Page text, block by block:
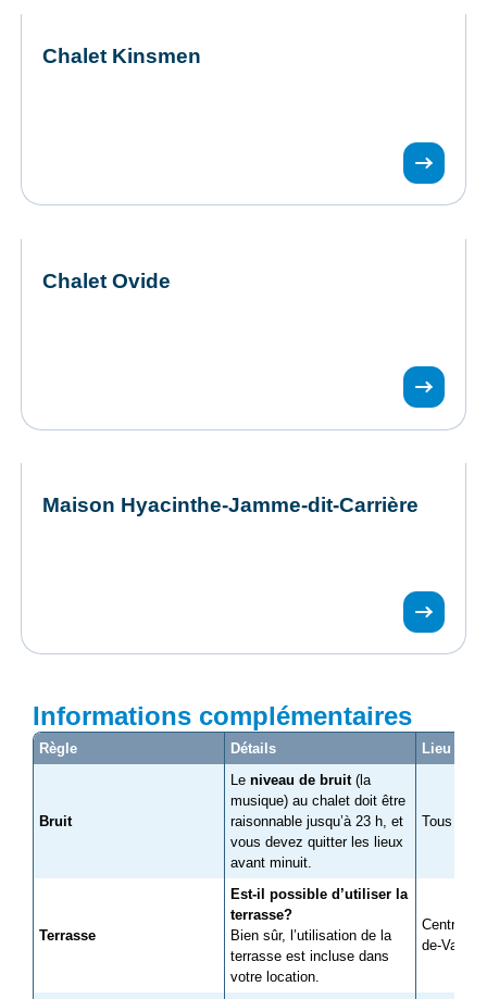
Chalet Kinsmen
Chalet Ovide
Maison Hyacinthe-Jamme-dit-Carrière
Informations complémentaires
Règle Détails Lieu
Bruit
Le niveau de bruit(la
musique) au chalet doit être
raisonnable jusqu’à 23 h, et
vous devez quitter les lieux
avant minuit.
Tous les
Terrasse
Est-il possible d’utiliser la
terrasse?
Bien sûr, l’utilisation de la
terrasse est incluse dans
votre location.
Centre
de-Valois